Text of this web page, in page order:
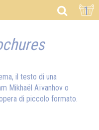
1
il testo di una
Mikhaël Aïvanhov o
di piccolo formato.